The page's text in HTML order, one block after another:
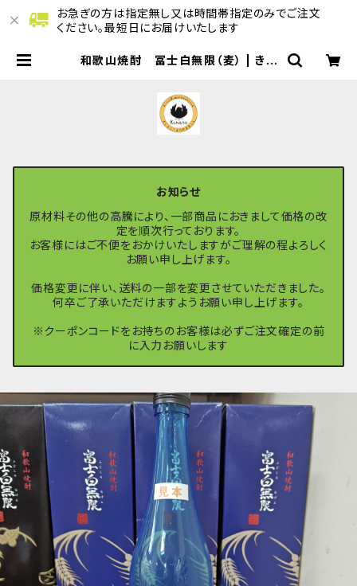
お急ぎの方は指定無し又は時間帯指定のみでご注文
ください。最短日にお届けいたします
和歌山焼酎 冨士白無限（麦） | きし
お知らせ
原材料その他の高騰により、一部商品におきまして価格の改
定を順次行っております。
お客様にはご不便をおかけいたしますがご理解の程よろしく
お願い申し上げます。
価格変更に伴い、送料の一部を変更させていただきました。
何卒ご了承いただけますようお願い申し上げます。
※クーポンコードをお持ちのお客様は必ずご注文確定の前
に入力お願いします